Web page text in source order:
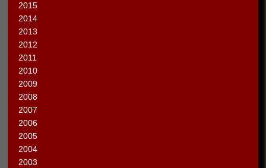
2015
2014
2013
2012
2011
2010
2009
2008
2007
2006
2005
2004
2003